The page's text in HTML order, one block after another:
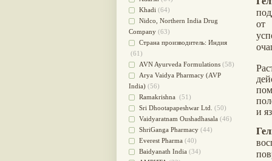
от
и
ЦНС(47)
для суставов(47)
Лечит опухоли и отеки
Для медитации(44)
выводит токсины
Для здоровья печени(41)
Для тела(39)
для очищения крови
При диабете (38)
Антиоксидант(37)
Для Капха(Кафа) доши(37)
От паразитов(37)
При расстройстве желудка
Успокоительное(36)
Khadi (64)
Nidсo, Northern India Drug
Company (63)
Страна производитель: Индия
(61)
AVN Ayurveda Formulations (58)
Arya Vaidya Pharmacy (AVP
India) (56)
Ramakrishna (51)
Sri Dhootapapeshwar Ltd. (50)
Vaidyaratnam Oushadhasala (46)
ShriGanga Pharmacy (44)
Everest Pharma (40)
Baidyanath India (34)